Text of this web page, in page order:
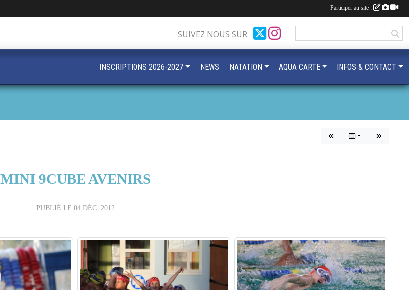
MINI 9CUBE AVENIRS
PUBLIÉ LE 04 DÉC. 2012
SUIVEZ NOUS SUR
INSCRIPTIONS 2026-2027 NEWS NATATION AQUA CARTE INFOS & CONTACT
Participer au site :